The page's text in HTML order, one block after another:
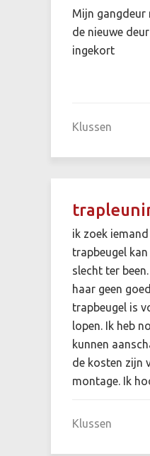
Mijn gangdeur
de nieuwe
ingekort
Klussen
ik zoek
trapbeugel
slecht ter
haar geen
trapbeugel is
lopen. Ik heb
kunnen
de kosten zijn
montage. Ik
Klussen